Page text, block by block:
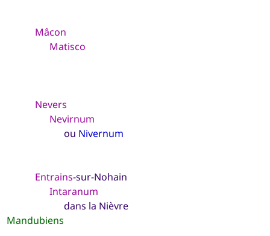
Mâcon
Matisco
Nevers
Nevirnum
ou Nivernum
Entrains-sur-Nohain
Intaranum
dans la Nièvre
Mandubiens